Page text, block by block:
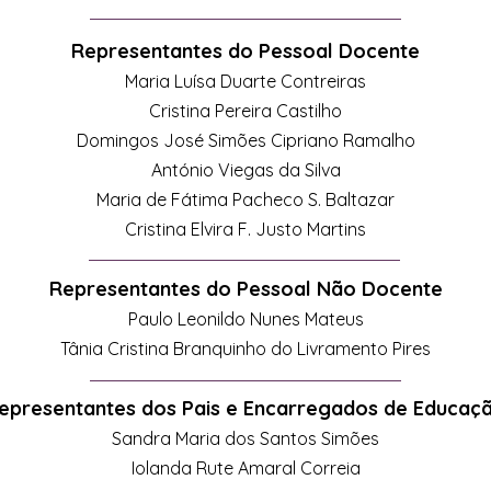
Representantes do Pessoal Docente
Maria Luísa Duarte Contreiras
Cristina Pereira Castilho
Domingos José Simões Cipriano Ramalho
António Viegas da Silva
Maria de Fátima Pacheco S. Baltazar
Cristina Elvira F. Justo Martins
Representantes do Pessoal Não Docente
Paulo Leonildo Nunes Mateus
Tânia Cristina Branquinho do Livramento Pires
dos Pais e Encarregados de
Sandra Maria dos Santos Simões
Iolanda Rute Amaral Correia